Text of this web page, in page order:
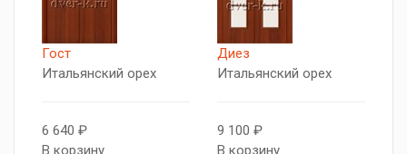
Гост
Итальянский орех
6 640 ₽
В корзину
Диез
Итальянский орех
9 100 ₽
В корзину